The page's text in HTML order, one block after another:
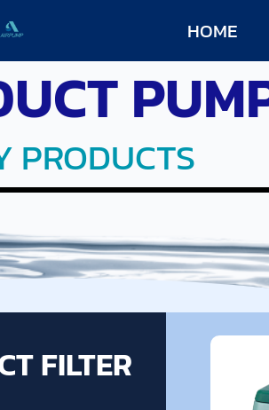
HOME
PRODUCTS
FILTER